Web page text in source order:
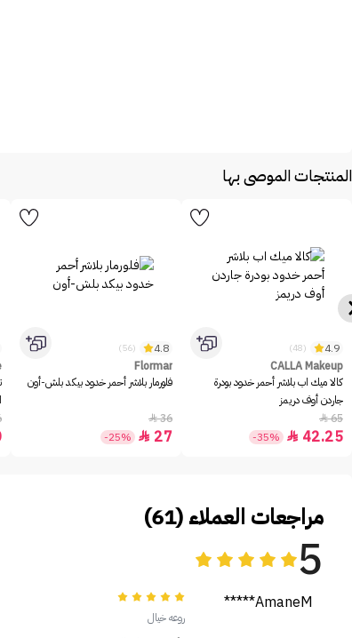
المنتجات الموصى بها
4.9
(48)
CALLA Makeup
كالا ميك اب بلاشر أحمر خدود بودرة
جاردن أوف دريمز
65

42.25

-35%
4.8
(56)
Flormar
فلورمار بلاشر أحمر خدود بيكد بلش-أون
36

27

-25%
مراجعات العملاء (61)
5
AmaneM*****
روعه خيال